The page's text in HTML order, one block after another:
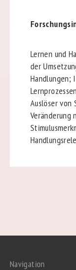
Lernen und
der
Handlungen;
Auslöser von
Veränderung
Navigation